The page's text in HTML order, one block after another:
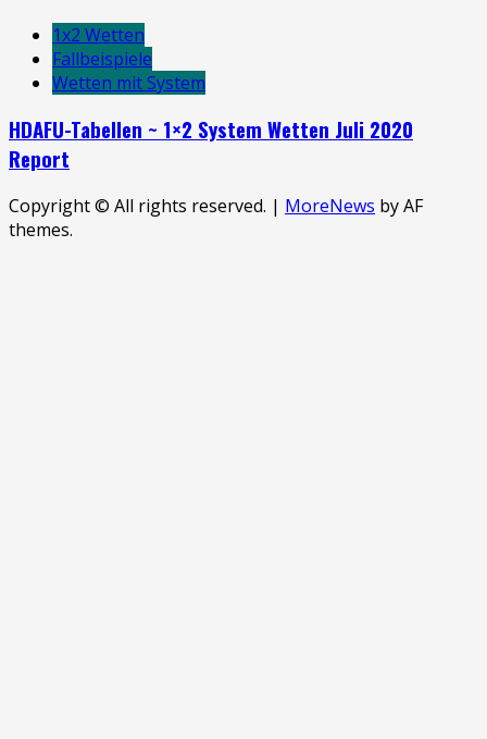
1x2 Wetten
Fallbeispiele
Wetten mit System
HDAFU-Tabellen ~ 1×2 System Wetten Juli 2020
Report
Copyright © All rights reserved. | MoreNews by AF
themes.